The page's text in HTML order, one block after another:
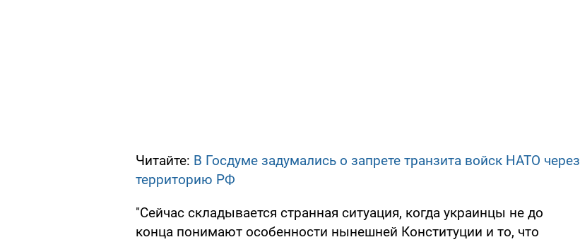
Читайте: В Госдуме задумались о запрете транзита войск НАТО через
территорию РФ
"Сейчас складывается странная ситуация, когда украинцы не до
конца понимают особенности нынешней Конституции и то, что